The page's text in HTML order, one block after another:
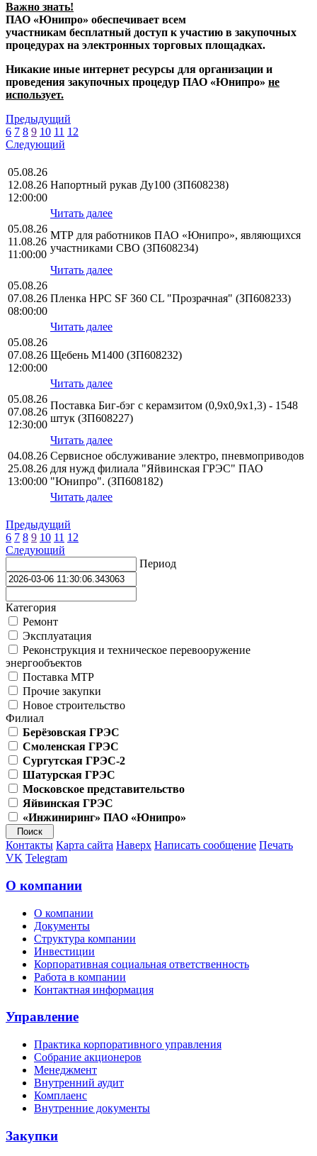
Важно знать!
ПАО «Юнипро» обеспечивает всем
участникам бесплатный доступ к участию в закупочных
процедурах на электронных торговых площадках.
Никакие иные интернет ресурсы для организации и
проведения закупочных процедур ПАО «Юнипро» не
использует.
Предыдущий
6 7 8 9 10 11 12
Следующий
05.08.26
12.08.26
12:00:00
Напортный рукав Ду100 (ЗП608238)
Читать далее
05.08.26
11.08.26
11:00:00
МТР для работников ПАО «Юнипро», являющихся
участниками СВО (ЗП608234)
Читать далее
05.08.26
07.08.26
08:00:00
Пленка HPС SF 360 CL "Прозрачная" (ЗП608233)
Читать далее
05.08.26
07.08.26
12:00:00
Щебень М1400 (ЗП608232)
Читать далее
05.08.26
07.08.26
12:30:00
Поставка Биг-бэг с керамзитом (0,9х0,9х1,3) - 1548
штук (ЗП608227)
Читать далее
04.08.26
25.08.26
13:00:00
Сервисное обслуживание электро, пневмоприводов
для нужд филиала "Яйвинская ГРЭС" ПАО
"Юнипро". (ЗП608182)
Читать далее
Предыдущий
6 7 8 9 10 11 12
Следующий
Период
Категория
Ремонт
Эксплуатация
Реконструкция и техническое перевооружение
энергообъектов
Поставка МТР
Прочие закупки
Новое строительство
Филиал
Берёзовская ГРЭС
Смоленская ГРЭС
Сургутская ГРЭС-2
Шатурская ГРЭС
Московское представительство
Яйвинская ГРЭС
«Инжиниринг» ПАО «Юнипро»
Контакты Карта сайта Наверх Написать сообщение Печать
VK Telegram
О компании
О компании
Документы
Структура компании
Инвестиции
Корпоративная социальная ответственность
Работа в компании
Контактная информация
Управление
Практика корпоративного управления
Собрание акционеров
Менеджмент
Внутренний аудит
Комплаенс
Внутренние документы
Закупки